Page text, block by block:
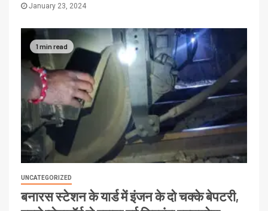
January 23, 2024
1 min read
UNCATEGORIZED
बनारस स्टेशन के यार्ड में इंजन के दो चक्के बेपटरी,